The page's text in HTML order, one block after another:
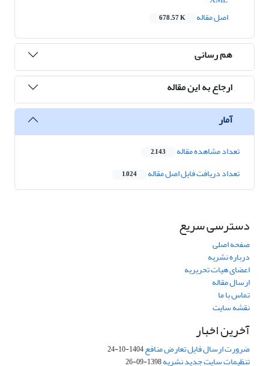
اصل مقاله
678.57 K
هم رسانی
ارجاع به این مقاله
آمار
تعداد مشاهده مقاله 2,143
تعداد دریافت فایل اصل مقاله 1,024
دسترسی سریع
صفحه اصلی
درباره نشریه
اعضای هیات تحریریه
ارسال مقاله
تماس با ما
نقشه سایت
آخرین اخبار
ضرورت ارسال فایل تعارض منافع1404-10-24
تنظیمات سایت جدید نشریه1398-09-26